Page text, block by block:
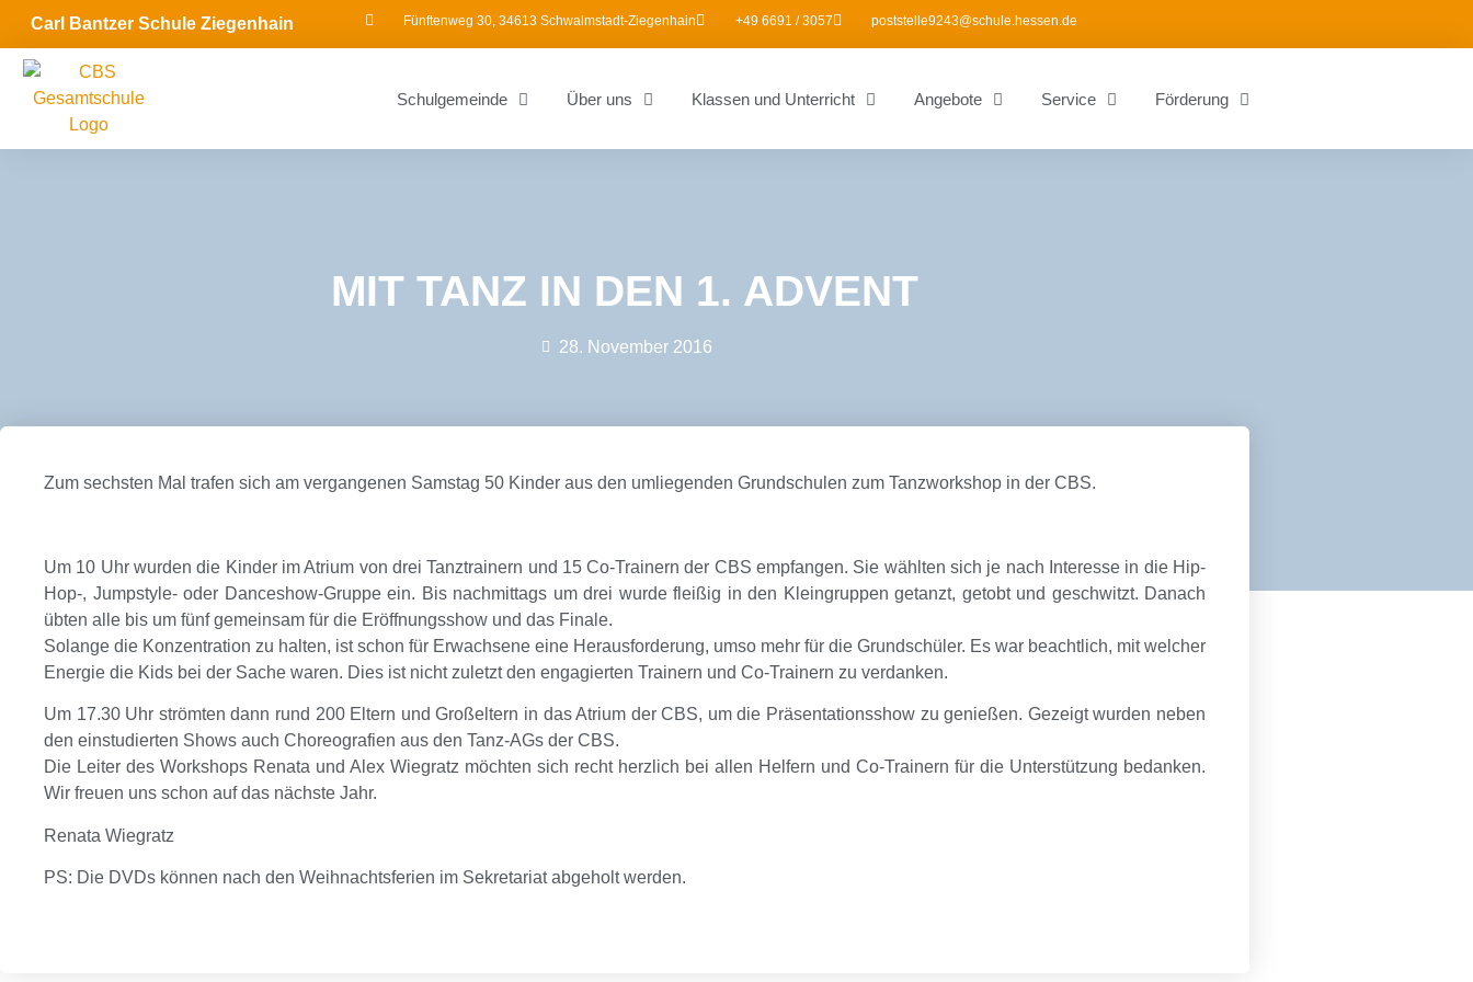
Carl Bantzer Schule Ziegenhain Fünftenweg 30, 34613 Schwalmstadt-Ziegenhain +49 6691 / 3057 poststelle9243@schule.hessen.de
Schulgemeinde Über uns Klassen und Unterricht Angebote Service Förderung
MIT TANZ IN DEN 1. ADVENT
28. November 2016
Zum sechsten Mal trafen sich am vergangenen Samstag 50 Kinder aus den umliegenden Grundschulen zum Tanzworkshop in der CBS.
Um 10 Uhr wurden die Kinder im Atrium von drei Tanztrainern und 15 Co-Trainern der CBS empfangen. Sie wählten sich je nach Interesse in die Hip-
Hop-, Jumpstyle- oder Danceshow-Gruppe ein. Bis nachmittags um drei wurde fleißig in den Kleingruppen getanzt, getobt und geschwitzt. Danach
übten alle bis um fünf gemeinsam für die Eröffnungsshow und das Finale.
Solange die Konzentration zu halten, ist schon für Erwachsene eine Herausforderung, umso mehr für die Grundschüler. Es war beachtlich, mit welcher
Energie die Kids bei der Sache waren. Dies ist nicht zuletzt den engagierten Trainern und Co-Trainern zu verdanken.
Um 17.30 Uhr strömten dann rund 200 Eltern und Großeltern in das Atrium der CBS, um die Präsentationsshow zu genießen. Gezeigt wurden neben
den einstudierten Shows auch Choreografien aus den Tanz-AGs der CBS.
Die Leiter des Workshops Renata und Alex Wiegratz möchten sich recht herzlich bei allen Helfern und Co-Trainern für die Unterstützung bedanken.
Wir freuen uns schon auf das nächste Jahr.
Renata Wiegratz
PS: Die DVDs können nach den Weihnachtsferien im Sekretariat abgeholt werden.